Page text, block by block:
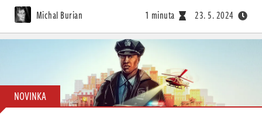
Michal Burian 1 minuta 23. 5. 2024
NOVINKA